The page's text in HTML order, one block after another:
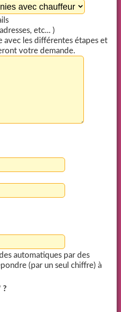
etc... )
avec les différentes étapes et
votre demande.
automatiques par des
(par un seul chiffre) à
?